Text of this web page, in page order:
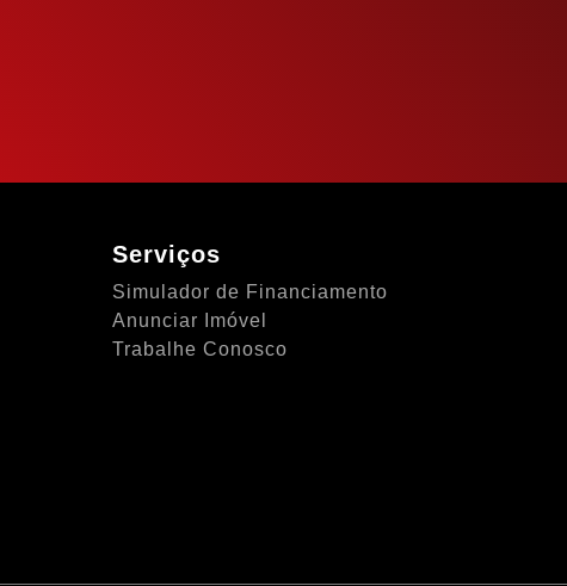
Serviços
Simulador de Financiamento
Anunciar Imóvel
Trabalhe Conosco